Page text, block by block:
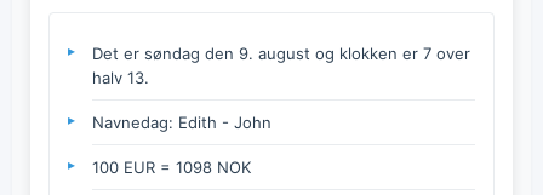
Det er søndag den 9. august og klokken er 7 over
halv 13.
Navnedag: Edith - John
100 EUR = 1098 NOK